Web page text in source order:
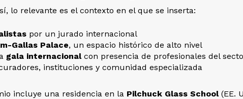
lo relevante es el contexto en el que se inserta:
por un jurado internacional
Gallas Palace, un espacio histórico de alto nivel
gala internacionalcon presencia de profesionales del
instituciones y comunidad especializada
incluye una residencia en la Pilchuck Glass School(EE.